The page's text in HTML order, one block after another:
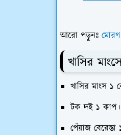
আরো পড়ুনঃ
খাসির
খাসির মাংস ১
টক দই ১ কাপ।
পেঁয়াজ